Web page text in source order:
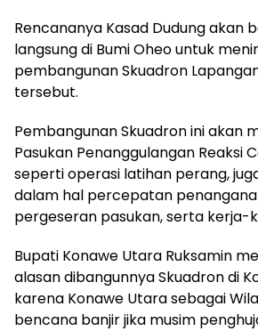
Rencananya Kasad Dudung akan
langsung di Bumi Oheo untuk
pembangunan Skuadron
tersebut.
Pembangunan Skuadron ini akan
Pasukan Penanggulangan Reaksi
seperti operasi latihan perang,
dalam hal percepatan
pergeseran pasukan, serta kerja-
Bupati Konawe Utara Ruksamin
alasan dibangunnya Skuadron di
karena Konawe Utara sebagai
bencana banjir jika musim